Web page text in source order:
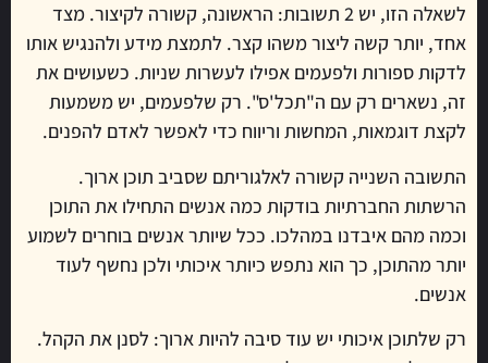
לשאלה הזו, יש 2 תשובות: הראשונה, קשורה לקיצור. מצד
אחד, יותר קשה ליצור משהו קצר. לתמצת מידע ולהנגיש אותו
לדקות ספורות ולפעמים אפילו לעשרות שניות. כשעושים את
זה, נשארים רק עם ה"תכל'ס". רק שלפעמים, יש משמעות
לקצת דוגמאות, המחשות וריווח כדי לאפשר לאדם להפנים.
התשובה השנייה קשורה לאלגוריתם שסביב תוכן ארוך.
הרשתות החברתיות בודקות כמה אנשים התחילו את התוכן
וכמה מהם איבדנו במהלכו. ככל שיותר אנשים בוחרים לשמוע
יותר מהתוכן, כך הוא נתפש כיותר איכותי ולכן נחשף לעוד
אנשים.
רק שלתוכן איכותי יש עוד סיבה להיות ארוך: לסנן את הקהל.